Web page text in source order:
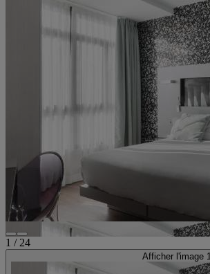
1 / 24
Afficher l'image 1